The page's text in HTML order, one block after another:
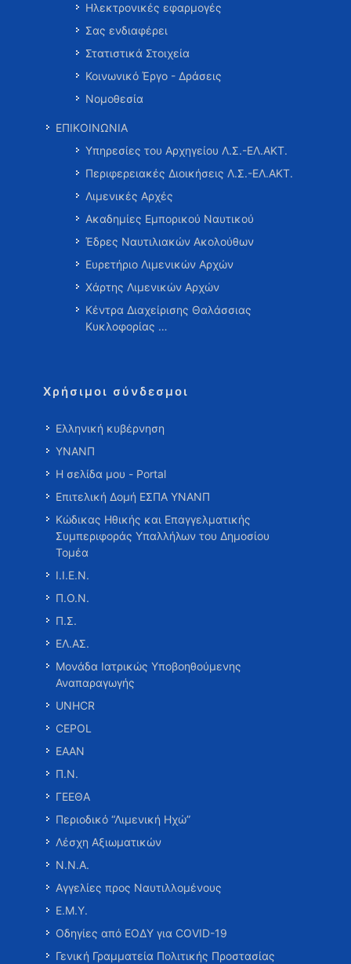
Ηλεκτρονικές εφαρμογές
Σας ενδιαφέρει
Στατιστικά Στοιχεία
Κοινωνικό Έργο - Δράσεις
Νομοθεσία
ΕΠΙΚΟΙΝΩΝΙΑ
Υπηρεσίες του Αρχηγείου Λ.Σ.-ΕΛ.ΑΚΤ.
Περιφερειακές Διοικήσεις Λ.Σ.-ΕΛ.ΑΚΤ.
Λιμενικές Αρχές
Ακαδημίες Εμπορικού Ναυτικού
Έδρες Ναυτιλιακών Ακολούθων
Ευρετήριο Λιμενικών Αρχών
Χάρτης Λιμενικών Αρχών
Κέντρα Διαχείρισης Θαλάσσιας
Κυκλοφορίας …
Χρήσιμοι σύνδεσμοι
Ελληνική κυβέρνηση
ΥΝΑΝΠ
Η σελίδα μου - Portal
Επιτελική Δομή ΕΣΠΑ ΥΝΑΝΠ
Κώδικας Ηθικής και Επαγγελματικής
Συμπεριφοράς Υπαλλήλων του Δημοσίου
Τομέα
Ι.Ι.Ε.Ν.
Π.Ο.Ν.
Π.Σ.
ΕΛ.ΑΣ.
Μονάδα Ιατρικώς Υποβοηθούμενης
Αναπαραγωγής
UNHCR
CEPOL
ΕΑΑΝ
Π.Ν.
ΓΕΕΘΑ
Περιοδικό “Λιμενική Ηχώ”
Λέσχη Αξιωματικών
Ν.Ν.Α.
Αγγελίες προς Ναυτιλλομένους
Ε.Μ.Υ.
Οδηγίες από ΕΟΔΥ για COVID-19
Γενική Γραμματεία Πολιτικής Προστασίας